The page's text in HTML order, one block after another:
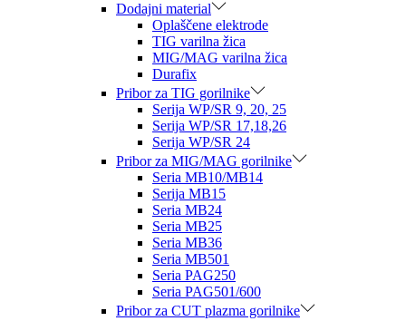
Dodajni material
Oplaščene elektrode
TIG varilna žica
MIG/MAG varilna žica
Durafix
Pribor za TIG gorilnike
Serija WP/SR 9, 20, 25
Serija WP/SR 17,18,26
Serija WP/SR 24
Pribor za MIG/MAG gorilnike
Seria MB10/MB14
Serija MB15
Seria MB24
Seria MB25
Seria MB36
Seria MB501
Seria PAG250
Seria PAG501/600
Pribor za CUT plazma gorilnike